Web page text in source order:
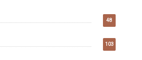
48
103